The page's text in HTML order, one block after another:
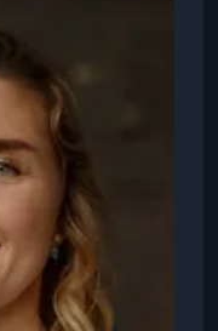
реализуются
по всему